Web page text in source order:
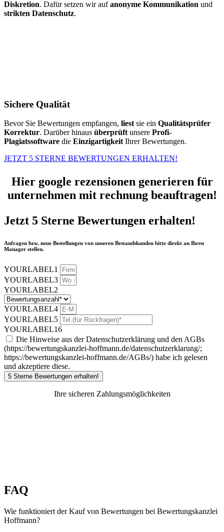
Diskretion. Dafür setzen wir aufanonyme Kommunikation und
strikten Datenschutz.
Sichere Qualität
Bevor Sie Bewertungen empfangen, liest sie ein Qualitätsprüfer
Korrektur. Darüber hinaus überprüft unsere Profi-
Plagiatssoftware die Einzigartigkeit Ihrer Bewertungen.
JETZT 5 STERNE BEWERTUNGEN ERHALTEN!
Hier google rezensionen generieren für
unternehmen mit rechnung beauftragen!
Jetzt 5 Sterne Bewertungen erhalten!
Anfragen bzw. neue Bestellungen von unseren Bestandskunden bitte direkt an Ihren
Manager stellen.
YOURLABEL1
YOURLABEL3
YOURLABEL2
YOURLABEL4
YOURLABEL5
YOURLABEL16
Die Hinweise aus der Datenschutzerklärung und den AGBs
(https://bewertungskanzlei-hoffmann.de/datenschutzerklarung/;
https://bewertungskanzlei-hoffmann.de/AGBs/) habe ich gelesen
und akzeptiere diese.
5 Sterne Bewertungen erhalten!
Ihre sicheren Zahlungsmöglichkeiten
FAQ
Wie funktioniert der Kauf von Bewertungen bei Bewertungskanzlei
Hoffmann?